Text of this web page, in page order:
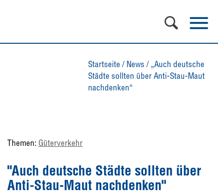
Startseite / News / „Auch deutsche
Städte sollten über Anti-Stau-Maut
nachdenken“
Themen: Güterverkehr
"Auch deutsche Städte sollten über
Anti-Stau-Maut nachdenken"